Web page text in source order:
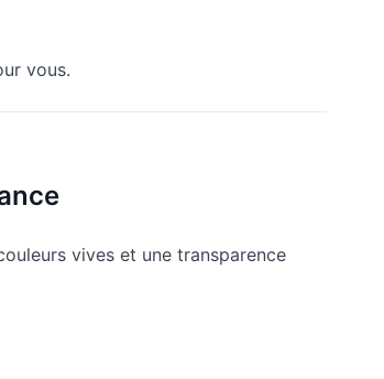
vous.
vives et une transparence